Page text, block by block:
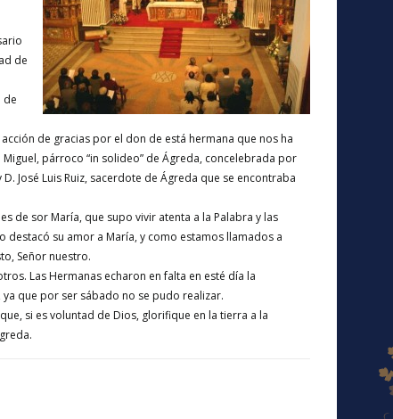
de
de
de gracias por el don de está hermana que nos ha
párroco “in solideo” de Ágreda, concelebrada por
José Luis Ruiz, sacerdote de Ágreda que se encontraba
de sor María, que supo vivir atenta a la Palabra y las
destacó su amor a María, y como estamos llamados a
Señor nuestro.
Las Hermanas echaron en falta en esté día la
que por ser sábado no se pudo realizar.
si es voluntad de Dios, glorifique en la tierra a la